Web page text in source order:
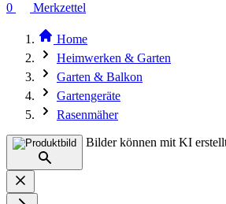
0
Merkzettel
Home
Heimwerken & Garten
Garten & Balkon
Gartengeräte
Rasenmäher
Bilder können mit KI